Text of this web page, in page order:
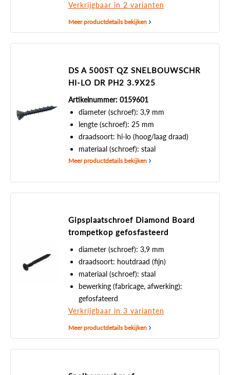
Verkrijgbaar in 2 varianten
Meer productdetails bekijken
DS A 500ST QZ SNELBOUWSCHR
HI-LO DR PH2 3.9X25
Artikelnummer: 0159601
diameter (schroef): 3,9 mm
lengte (schroef): 25 mm
draadsoort: hi-lo (hoog/laag draad)
materiaal (schroef): staal
Meer productdetails bekijken
Gipsplaatschroef Diamond Board
trompetkop gefosfasteerd
diameter (schroef): 3,9 mm
draadsoort: houtdraad (fijn)
materiaal (schroef): staal
bewerking (fabricage, afwerking):
gefosfateerd
Verkrijgbaar in 3 varianten
Meer productdetails bekijken